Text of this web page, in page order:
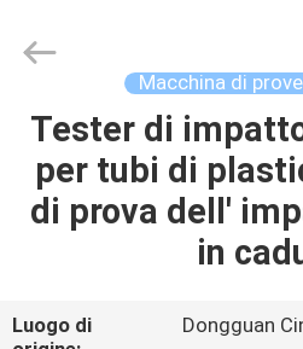
CASA
PRODOTTI
NOI
Rights
Reserved.
Macchina di
Tester di
per tubi di
di prova dell'
in
Luogo di
Dongguan